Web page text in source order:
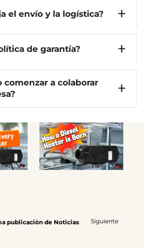
el envío y la logística?
de garantía?
comenzar a colaborar
publicación de Noticias Siguiente